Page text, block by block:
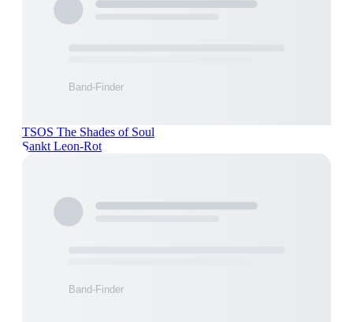
TSOS The Shades of Soul
Sankt Leon-Rot